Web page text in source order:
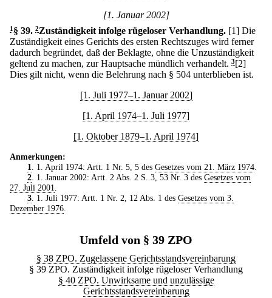
[1. Januar 2002]
1 § 39. 2Zuständigkeit infolge rügeloser Verhandlung. [1] Die
Zuständigkeit eines Gerichts des ersten Rechtszuges wird ferner
dadurch begründet, daß der Beklagte, ohne die Unzuständigkeit
geltend zu machen, zur Hauptsache mündlich verhandelt. 3[2]
Dies gilt nicht, wenn die Belehrung nach § 504 unterblieben ist.
[1. Juli 1977–1. Januar 2002]
[1. April 1974–1. Juli 1977]
[1. Oktober 1879–1. April 1974]
Anmerkungen:
1
. 1. April 1974: Artt. 1 Nr. 5, 5 des Gesetzes vom 21. März 1974.
2. 1. Januar 2002: Artt. 2 Abs. 2 S. 3, 53 Nr. 3 des Gesetzes vom
27. Juli 2001
3. 1. Juli 1977: Artt. 1 Nr. 2, 12 Abs. 1 des Gesetzes vom 3.
Dezember 1976
Umfeld von § 39 ZPO
§ 38 ZPO. Zugelassene Gerichtsstandsvereinbarung
§ 39 ZPO. Zuständigkeit infolge rügeloser Verhandlung
§ 40 ZPO. Unwirksame und unzulässige
Gerichtsstandsvereinbarung